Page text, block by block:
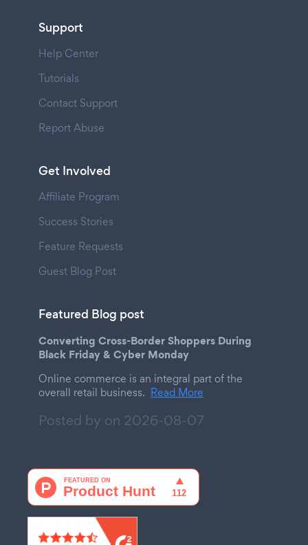
Support
Help Center
Tutorials
Contact Support
Report Abuse
Get Involved
Affiliate Program
Success Stories
Feature Requests
Guest Blog Post
Featured Blog post
Converting Cross-Border Shoppers During
Black Friday & Cyber Monday
Online commerce is an integral part of the
overall retail business. Read More
Posted by on 2026-08-07